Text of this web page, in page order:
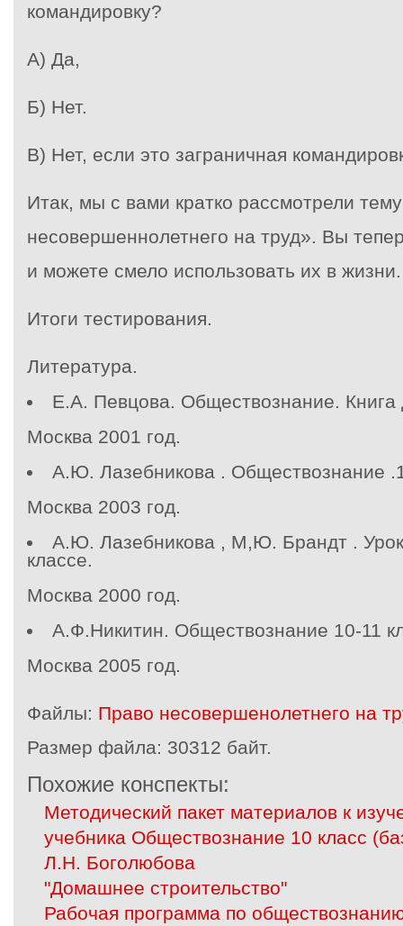
командировку?
А) Да,
Б) Нет.
В) Нет, если это заграничная
Итак, мы с вами кратко рассмотрели
несовершеннолетнего на труд». Вы
и можете смело использовать их в жизни.
Итоги тестирования.
Литература.
Е.А. Певцова. Обществознание. Книга
Москва 2001 год.
А.Ю. Лазебникова . Обществознание
Москва 2003 год.
А.Ю. Лазебникова , М,Ю. Брандт .
классе.
Москва 2000 год.
А.Ф.Никитин. Обществознание 10-11
Москва 2005 год.
Файлы: Право несовершенолетнего на
Размер файла: 30312 байт.
Похожие конспекты:
Методический пакет материалов к
учебника Обществознание 10 класс
Л.Н. Боголюбова
"Домашнее строительство"
Рабочая программа по